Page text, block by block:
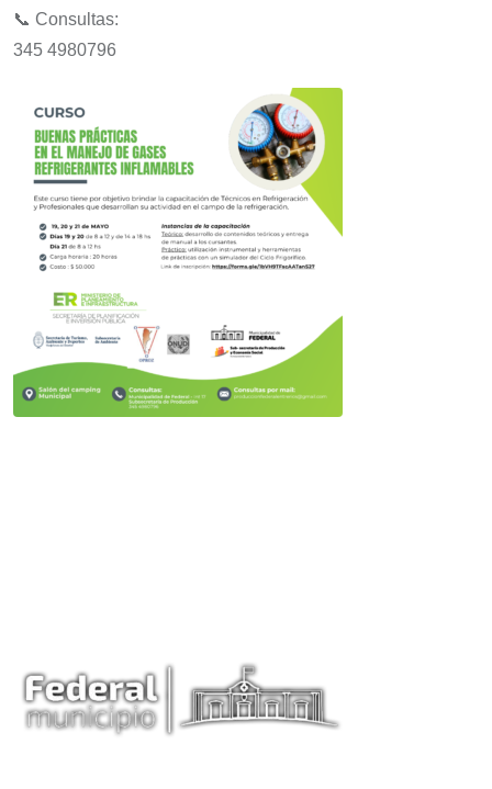
📞 Consultas:
345 4980796